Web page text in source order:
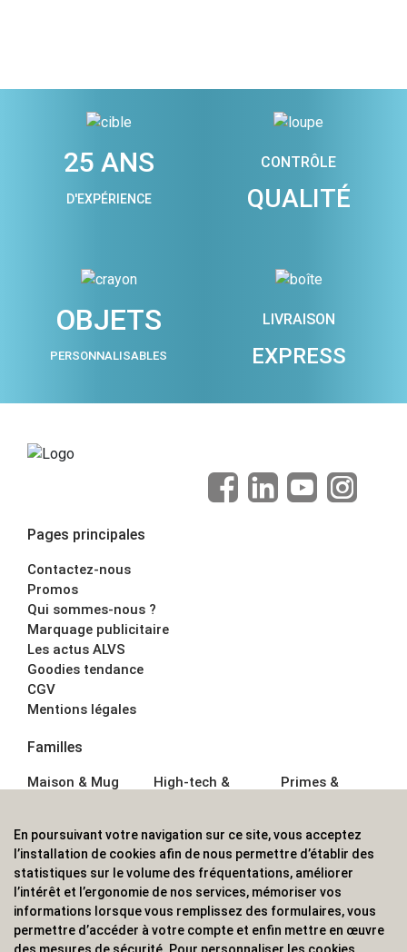
25 ANS
D'EXPÉRIENCE
CONTRÔLE
QUALITÉ
OBJETS
PERSONNALISABLES
LIVRAISON
EXPRESS
Pages principales
Contactez-nous
Promos
Qui sommes-nous ?
Marquage publicitaire
Les actus ALVS
Goodies tendance
CGV
Mentions légales
Familles
Maison & Mug
Écriture
Bagagerie sacs
High-tech &
Sport &
Outdoor
Enfant
Primes &
Boisson
Textile &
Casquette
Accessoires de
En poursuivant votre navigation sur ce site, vous acceptez
l’installation de cookies afin de nous permettre d’établir des
statistiques sur le volume des fréquentations, améliorer
l’intérêt et l’ergonomie de nos services, mémoriser vos
informations lorsque vous remplissez des formulaires, vous
permettre d’accéder à votre compte et enfin mettre en œuvre